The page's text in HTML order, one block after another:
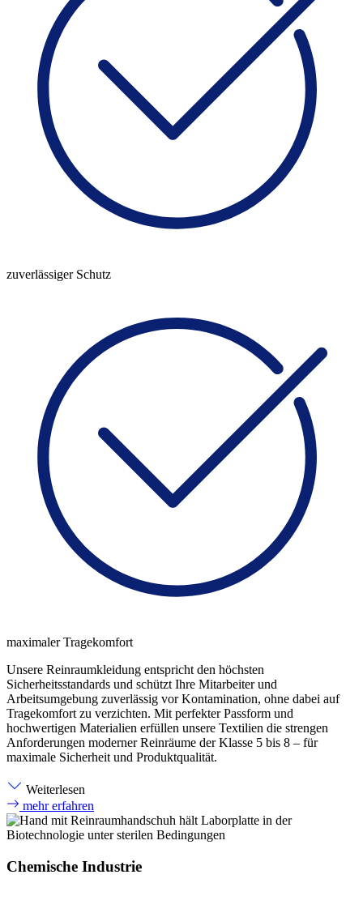
zuverlässiger Schutz
maximaler Tragekomfort
Unsere Reinraumkleidung entspricht den höchsten
Sicherheitsstandards und schützt Ihre Mitarbeiter und
Arbeitsumgebung zuverlässig vor Kontamination, ohne dabei auf
Tragekomfort zu verzichten. Mit perfekter Passform und
hochwertigen Materialien erfüllen unsere Textilien die strengen
Anforderungen moderner Reinräume der Klasse 5 bis 8 – für
maximale Sicherheit und Produktqualität.
Weiterlesen
mehr erfahren
Chemische Industrie